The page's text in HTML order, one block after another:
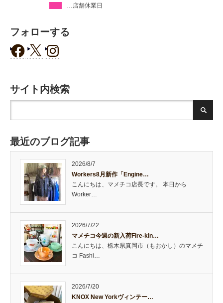
…店舗休業日
フォローする
サイト内検索
最近のブログ記事
2026/8/7
Workers8月新作「Engine…
こんにちは、マメチコ店長です。 本日から
Worker…
2026/7/22
マメチコ今週の新入荷Fire-kin…
こんにちは、栃木県真岡市（もおかし）のマメチ
コ Fashi…
2026/7/20
KNOX New Yorkヴィンテー…